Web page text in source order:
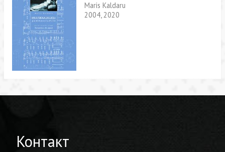
Maris Kaldaru
2004, 2020
Контакт